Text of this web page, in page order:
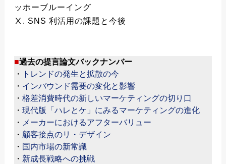
ッホーブルーイング
Ⅹ. SNS 利活用の課題と今後
■過去の提言論文バックナンバー
・
トレンドの発生と拡散の今
・ インバウンド需要の変化と影響
・ 格差消費時代の新しいマーケティングの切り口
・ 現代版「ハレとケ」にみるマーケティングの進化
・ メーカーにおけるアフターバリュー
・ 顧客接点のリ・デザイン
・ 国内市場の新常識
・ 新成長戦略への挑戦